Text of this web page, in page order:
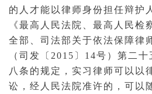
的人才能以律师身份担任辩护人
《最高人民法院 、最高人民检
全部、司法部 关于依法保障律
（司发〔2015〕14号）第二
八条的规定，实习律师可以以
讼 ，经人民法院准许的，可以